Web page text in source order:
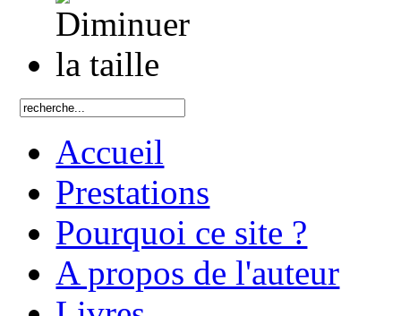
Accueil
Prestations
Pourquoi ce site ?
A propos de l'auteur